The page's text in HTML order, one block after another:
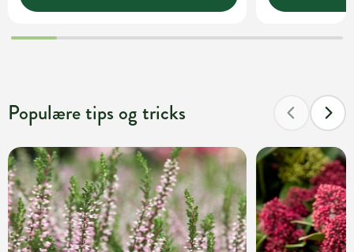
Populære tips og tricks